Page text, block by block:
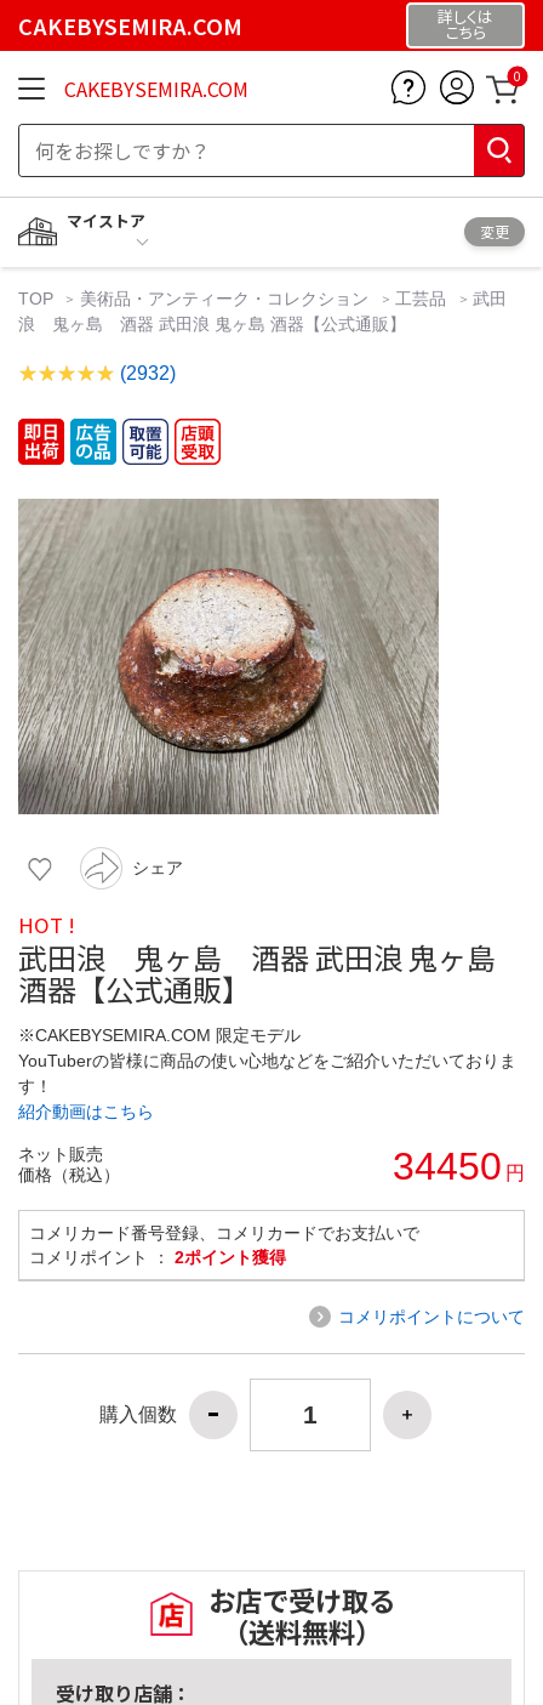
CAKEBYSEMIRA.COM 詳しくは
こちら
CAKEBYSEMIRA.COM 0
マイストア
変更
TOP 美術品・アンティーク・コレクション 工芸品
武田
浪 鬼ヶ島 酒器 武田浪 鬼ヶ島 酒器【公式通販】
(2932)
シェア
HOT !
武田浪 鬼ヶ島 酒器 武田浪 鬼ヶ島
酒器【公式通販】
※CAKEBYSEMIRA.COM 限定モデル
YouTuberの皆様に商品の使い心地などをご紹介いただいておりま
す！
紹介動画はこちら
ネット販売
価格（税込）
34450 円
コメリカード番号登録、コメリカードでお支払いで
コメリポイント ： 2ポイント獲得
コメリポイントについて
購入個数
お店で受け取る
（送料無料）
受け取り店舗：